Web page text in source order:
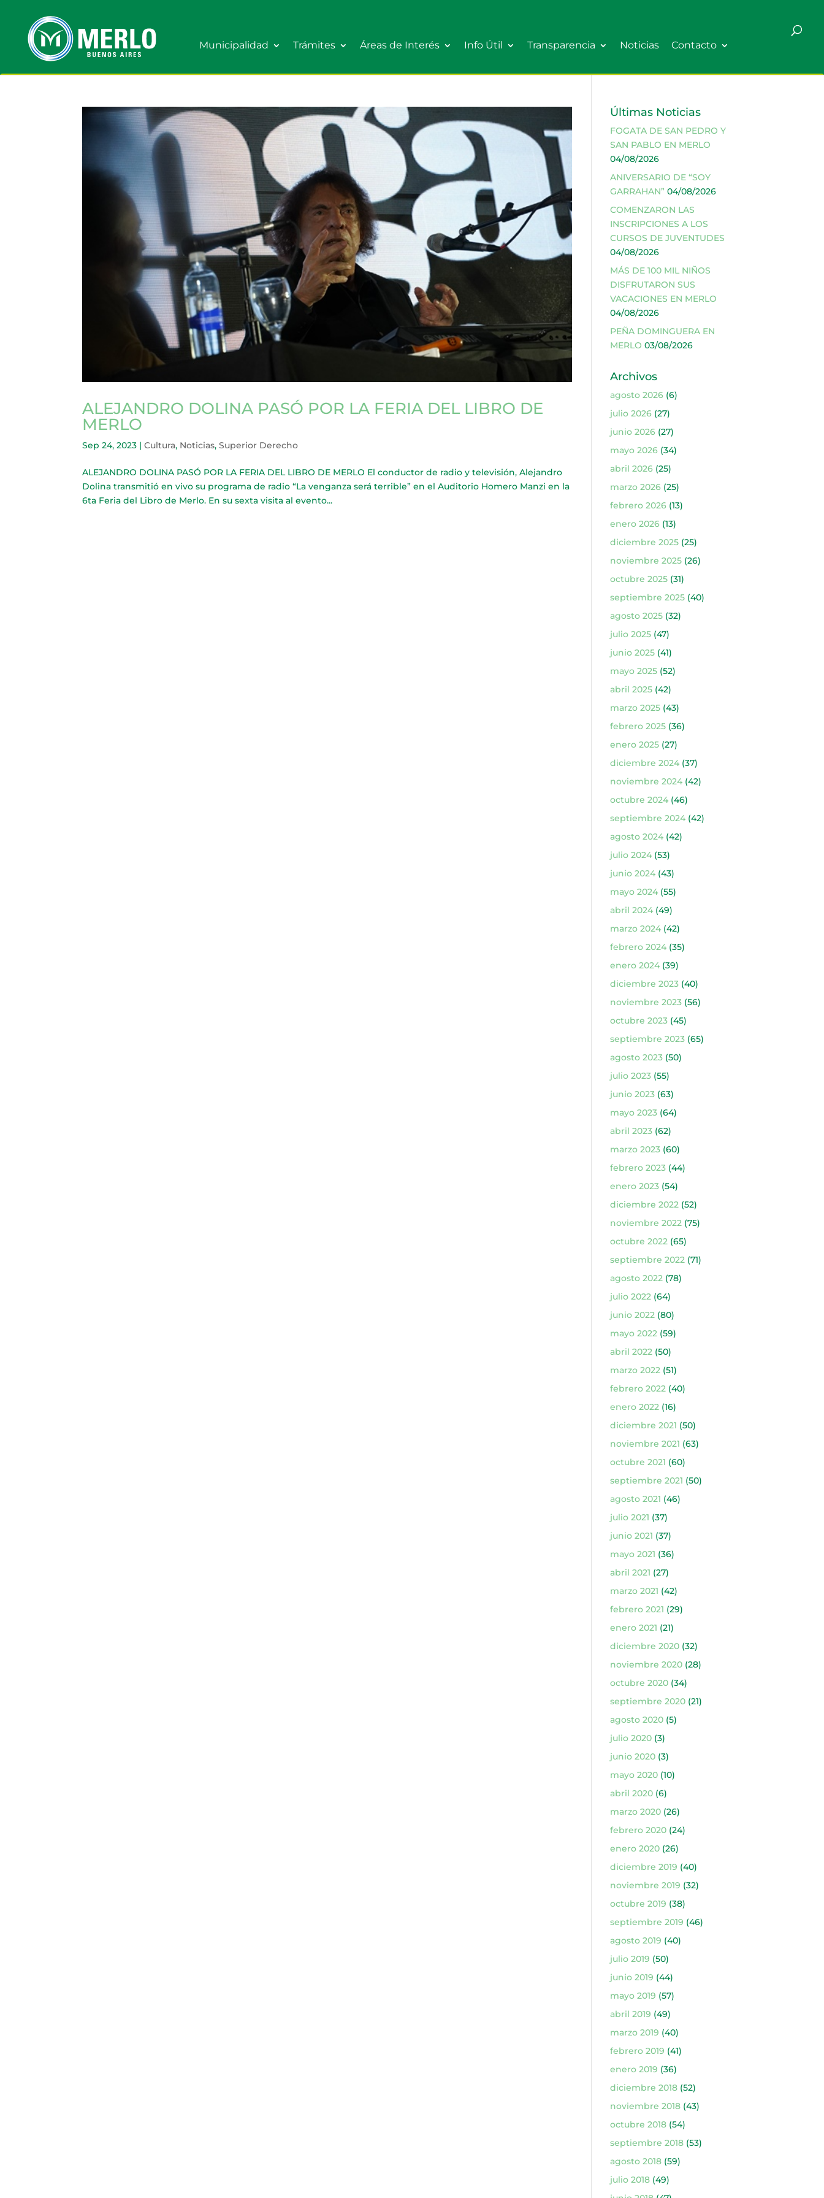
Municipalidad Trámites Áreas de Interés Info Útil Transparencia Noticias Contacto
ALEJANDRO DOLINA PASÓ POR LA FERIA DEL LIBRO DE
MERLO
Sep 24, 2023 |Cultura, Noticias,Superior Derecho
ALEJANDRO DOLINA PASÓ POR LA FERIA DEL LIBRO DE MERLO El conductor de radio y televisión, Alejandro
Dolina transmitió en vivo su programa de radio “La venganza será terrible” en el Auditorio Homero Manzi en la
6ta Feria del Libro de Merlo. En su sexta visita al evento...
Últimas Noticias
FOGATA DE SAN PEDRO Y
SAN PABLO EN MERLO
04/08/2026
ANIVERSARIO DE “SOY
GARRAHAN” 04/08/2026
COMENZARON LAS
INSCRIPCIONES A LOS
CURSOS DE JUVENTUDES
04/08/2026
MÁS DE 100 MIL NIÑOS
DISFRUTARON SUS
VACACIONES EN MERLO
04/08/2026
PEÑA DOMINGUERA EN
MERLO 03/08/2026
Archivos
agosto 2026(6)
julio 2026(27)
junio 2026(27)
mayo 2026(34)
abril 2026(25)
marzo 2026(25)
febrero 2026(13)
enero 2026(13)
diciembre 2025(25)
noviembre 2025(26)
octubre 2025(31)
septiembre 2025(40)
agosto 2025(32)
julio 2025(47)
junio 2025(41)
mayo 2025(52)
abril 2025(42)
marzo 2025(43)
febrero 2025(36)
enero 2025(27)
diciembre 2024(37)
noviembre 2024(42)
octubre 2024(46)
septiembre 2024(42)
agosto 2024(42)
julio 2024(53)
junio 2024(43)
mayo 2024(55)
abril 2024(49)
marzo 2024(42)
febrero 2024(35)
enero 2024(39)
diciembre 2023(40)
noviembre 2023(56)
octubre 2023(45)
septiembre 2023(65)
agosto 2023(50)
julio 2023(55)
junio 2023(63)
mayo 2023(64)
abril 2023(62)
marzo 2023(60)
febrero 2023(44)
enero 2023(54)
diciembre 2022(52)
noviembre 2022(75)
octubre 2022(65)
septiembre 2022(71)
agosto 2022(78)
julio 2022(64)
junio 2022(80)
mayo 2022(59)
abril 2022(50)
marzo 2022(51)
febrero 2022(40)
enero 2022(16)
diciembre 2021 (50)
noviembre 2021 (63)
octubre 2021 (60)
septiembre 2021 (50)
agosto 2021 (46)
julio 2021 (37)
junio 2021 (37)
mayo 2021 (36)
abril 2021 (27)
marzo 2021 (42)
febrero 2021 (29)
enero 2021 (21)
diciembre 2020(32)
noviembre 2020(28)
octubre 2020(34)
septiembre 2020(21)
agosto 2020(5)
julio 2020(3)
junio 2020(3)
mayo 2020(10)
abril 2020(6)
marzo 2020(26)
febrero 2020(24)
enero 2020(26)
diciembre 2019 (40)
noviembre 2019 (32)
octubre 2019 (38)
septiembre 2019 (46)
agosto 2019 (40)
julio 2019 (50)
junio 2019 (44)
mayo 2019 (57)
abril 2019 (49)
marzo 2019 (40)
febrero 2019 (41)
enero 2019 (36)
diciembre 2018(52)
noviembre 2018(43)
octubre 2018(54)
septiembre 2018(53)
agosto 2018(59)
julio 2018(49)